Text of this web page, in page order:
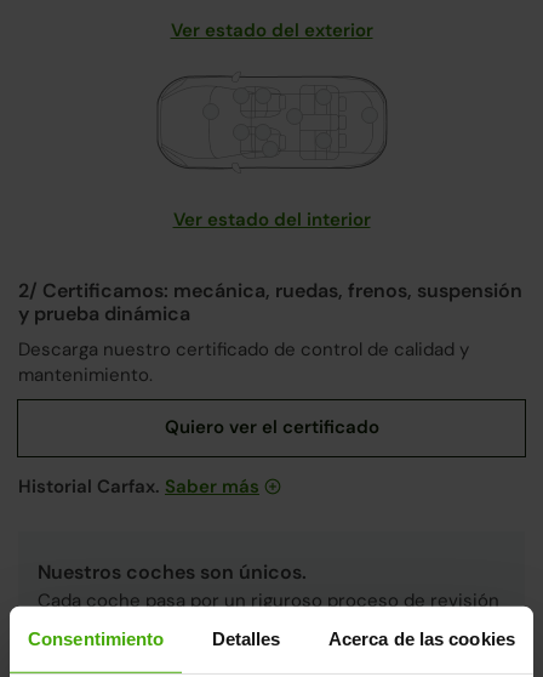
Consentimiento Detalles Acerca de las cookies
Ver estado del exterior
Ver estado del interior
2/ Certificamos: mecánica, ruedas, frenos, suspensión
y prueba dinámica
Descarga nuestro certificado de control de calidad y
mantenimiento.
Historial Carfax. Saber más
Nuestros coches son únicos.
Cada coche pasa por un riguroso proceso de revisión
únicas en España, aplicando los más altos estándares